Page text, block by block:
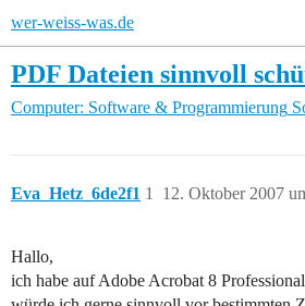
wer-weiss-was.de
PDF Dateien sinnvoll
Computer: Software & Programmierung
Eva_Hetz_6de2f1 12. Oktober 2007
1
Hallo,
ich habe auf Adobe Acrobat 8